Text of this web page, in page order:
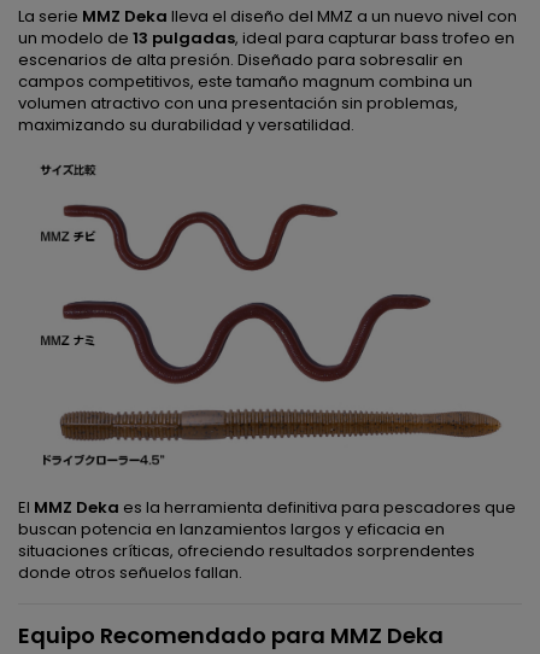
La serie MMZ Deka lleva el diseño del MMZ a un nuevo nivel con
un modelo de 13 pulgadas, ideal para capturar bass trofeo en
escenarios de alta presión. Diseñado para sobresalir en
campos competitivos, este tamaño magnum combina un
volumen atractivo con una presentación sin problemas,
maximizando su durabilidad y versatilidad.
El MMZ Deka es la herramienta definitiva para pescadores que
buscan potencia en lanzamientos largos y eficacia en
situaciones críticas, ofreciendo resultados sorprendentes
donde otros señuelos fallan.
Equipo Recomendado para MMZ Deka